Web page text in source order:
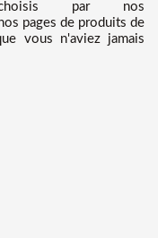
par nos
pages de produits de
vous n'aviez jamais